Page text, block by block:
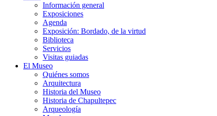
Información general
Exposiciones
Agenda
Exposición: Bordado, de la virtud
Biblioteca
Servicios
Visitas guiadas
El Museo
Quiénes somos
Arquitectura
Historia del Museo
Historia de Chapultepec
Arqueología